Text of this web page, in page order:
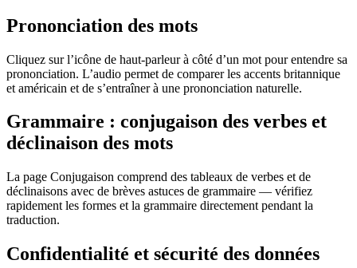
Prononciation des mots
Cliquez sur l’icône de haut-parleur à côté d’un mot pour entendre sa
prononciation. L’audio permet de comparer les accents britannique
et américain et de s’entraîner à une prononciation naturelle.
Grammaire : conjugaison des verbes et
déclinaison des mots
La page Conjugaison comprend des tableaux de verbes et de
déclinaisons avec de brèves astuces de grammaire — vérifiez
rapidement les formes et la grammaire directement pendant la
traduction.
Confidentialité et sécurité des données